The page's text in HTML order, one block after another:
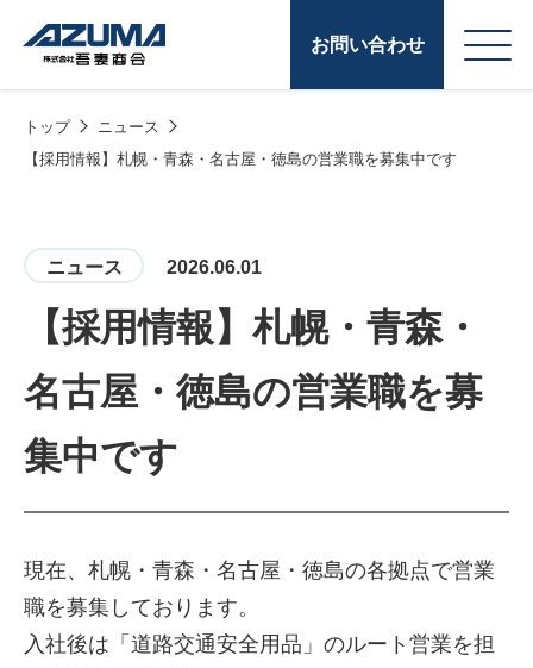
お問い合わせ
社案内
会
原燃料事業
LPG販売
給油カード
トップ
ニュース
【採用情報】札幌・青森・名古屋・徳島の営業職を募集中です
ニュース 2026.06.01
【採用情報】札幌・青森・
名古屋・徳島の営業職を募
集中です
現在、札幌・青森・名古屋・徳島の各拠点で営業
職を募集しております。
入社後は「道路交通安全用品」のルート営業を担